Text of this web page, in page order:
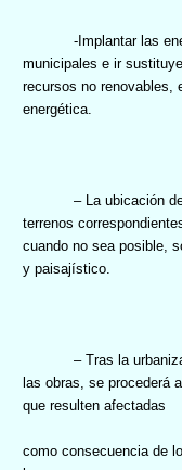
-Implantar las
municipales e ir
recursos no renovables,
energética.
– La ubicación
terrenos
cuando no sea posible,
y paisajístico.
– Tras la
las obras, se procederá
que resulten afectadas
como consecuencia de